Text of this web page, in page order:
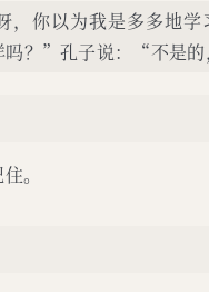
你以为我是多多地
吗？”孔子说：“不是
。